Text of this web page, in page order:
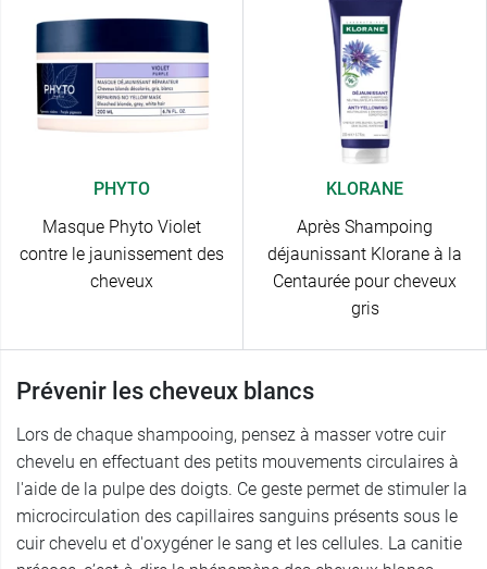
PHYTO
Masque Phyto Violet
contre le jaunissement des
cheveux
KLORANE
Après Shampoing
déjaunissant Klorane à la
Centaurée pour cheveux
gris
Prévenir les cheveux blancs
Lors de chaque shampooing, pensez à masser votre cuir
chevelu en effectuant des petits mouvements circulaires à
l'aide de la pulpe des doigts. Ce geste permet de stimuler la
microcirculation des capillaires sanguins présents sous le
cuir chevelu et d'oxygéner le sang et les cellules. La canitie